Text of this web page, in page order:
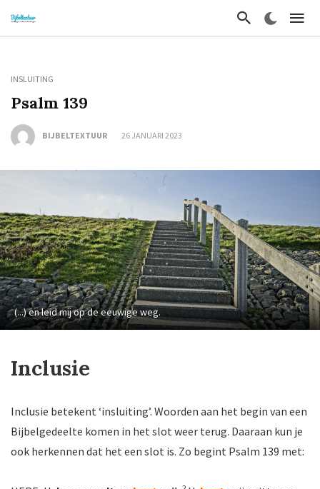
INSLUITING
Psalm 139
BIJBELTEXTUUR 26 JANUARI 2023
(...) en leid mij op de eeuwige weg.
Inclusie
Inclusie betekent ‘insluiting’. Woorden aan het begin van een
Bijbelgedeelte komen in het slot weer terug. Daaraan kun je
ook herkennen dat het een slot is. Zo begint Psalm 139 met: